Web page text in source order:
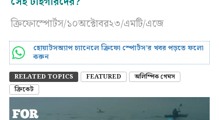
ক্রিফোস্পোর্টস/১০অক্টোবর২৩/এমটি/এজে
হোয়াটসঅ্যাপ চ্যানেলে ক্রিফো স্পোর্টস’র খবর পড়তে ফলো
করুন
RELATED TOPICS FEATURED
অলিম্পিক গেমস
ক্রিকেট